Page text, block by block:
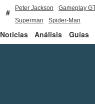
Peter Jackson
Gameplay
Superman
Spider-Man
Noticias Análisis Guías